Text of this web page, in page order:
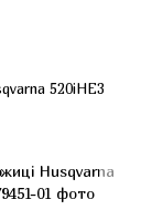
520iHE3